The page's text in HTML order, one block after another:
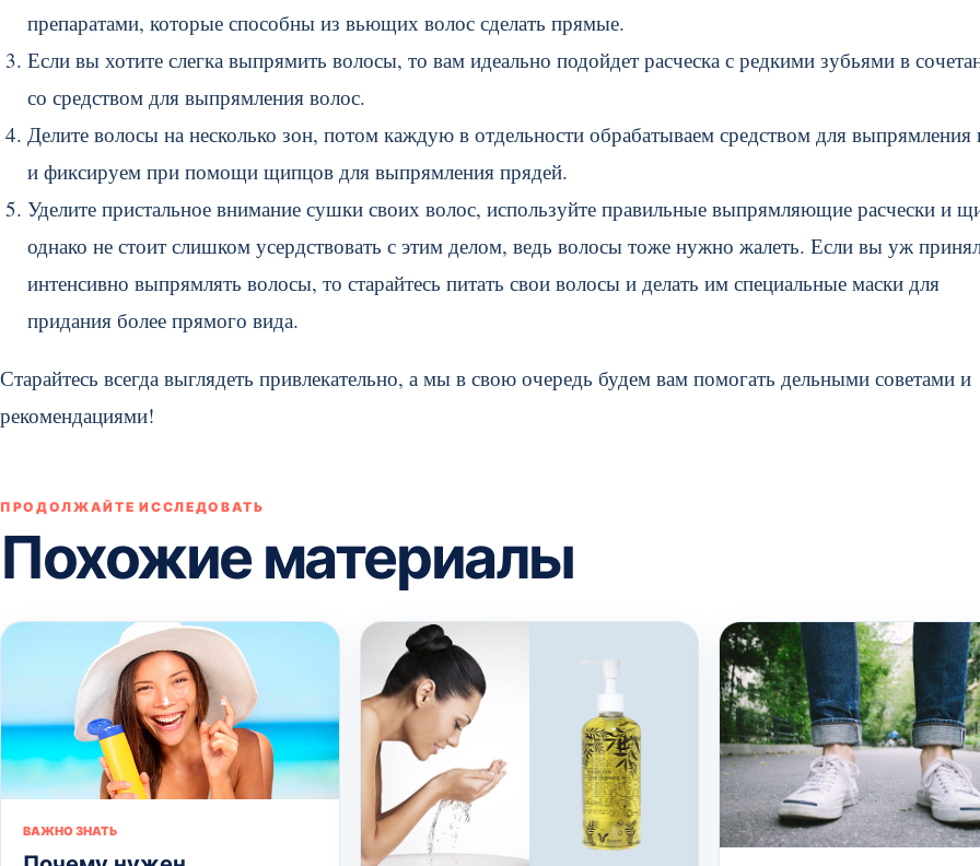
препаратами, которые способны из вьющих волос сделать прямые.
Если вы хотите слегка выпрямить волосы, то вам идеально подойдет расческа с редкими зубьями в
со средством для выпрямления волос.
Делите волосы на несколько зон, потом каждую в отдельности обрабатываем средством для выпрямления
и фиксируем при помощи щипцов для выпрямления прядей.
Уделите пристальное внимание сушки своих волос, используйте правильные выпрямляющие расчески и
однако не стоит слишком усердствовать с этим делом, ведь волосы тоже нужно жалеть. Если вы уж
интенсивно выпрямлять волосы, то старайтесь питать свои волосы и делать им специальные маски для
придания более прямого вида.
Старайтесь всегда выглядеть привлекательно, а мы в свою очередь будем вам помогать дельными советами и
рекомендациями!
ПРОДОЛЖАЙТЕ ИССЛЕДОВАТЬ
Похожие материалы
ВАЖНО ЗНАТЬ